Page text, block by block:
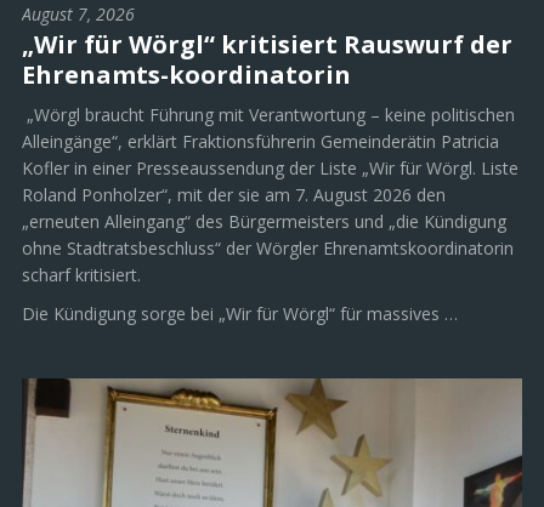
August 7, 2026
„Wir für Wörgl“ kritisiert Rauswurf der
Ehrenamts-koordinatorin
„Wörgl braucht Führung mit Verantwortung – keine politischen
Alleingänge“, erklärt Fraktionsführerin Gemeinderätin Patricia
Kofler in einer Presseaussendung der Liste „Wir für Wörgl. Liste
Roland Ponholzer“, mit der sie am 7. August 2026 den
„erneuten Alleingang“ des Bürgermeisters und „die Kündigung
ohne Stadtratsbeschluss“ der Wörgler Ehrenamtskoordinatorin
scharf kritisiert.
Die Kündigung sorge bei „Wir für Wörgl“ für massives …